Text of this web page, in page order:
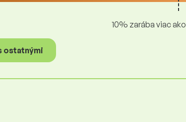
10% zarába viac ako
ostatnými